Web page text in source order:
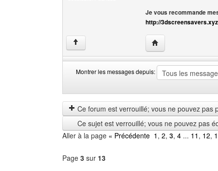
Je vous recommande
http://3dscreensavers.xyz
↑ Visiter le site web
Montrer les messages depuis:
les
messages
depuis
by
Ce forum est verrouillé; vous ne pouvez pas
Ce sujet est verrouillé; vous ne pouvez pas
Aller à la page « Précédente 1 , 2, 3, 4 ... 11 , 12,
Page 3 sur 13